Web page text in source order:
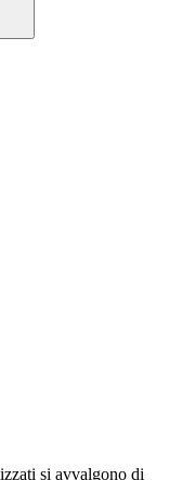
si avvalgono di